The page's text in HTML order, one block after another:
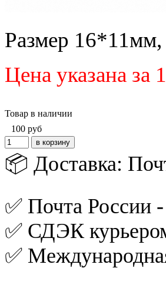
Размер 16*11мм,
Цена указана за
Товар в наличии
100 руб
📦 Доставка:
✅ Почта России
✅ СДЭК
✅